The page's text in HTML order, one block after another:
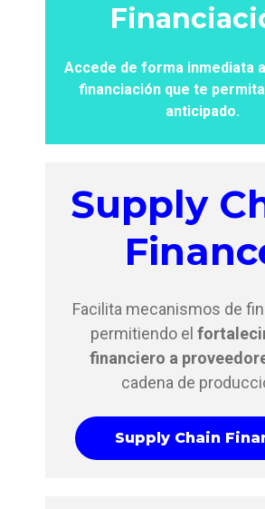
Accede de forma inmediata
financiación que te
anticipado.
Supply
Facilita mecanismos de
permitiendo el f
financiero a
cadena de
Supply Chain